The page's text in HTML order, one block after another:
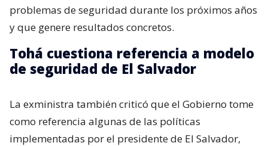
problemas de seguridad durante los próximos años
y que genere resultados concretos.
Tohá cuestiona referencia a modelo
de seguridad de El Salvador
La exministra también criticó que el Gobierno tome
como referencia algunas de las políticas
implementadas por el presidente de El Salvador,